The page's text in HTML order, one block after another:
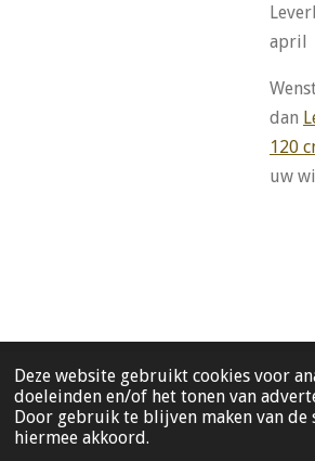
Deze website gebruikt cookies voor
doeleinden en/of het tonen van
Door gebruik te blijven maken van de
hiermee akkoord.
april
dan
120
uw
© 2019 - 2026 Dimatrading pottery fiberstone